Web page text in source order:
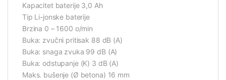
Kapacitet baterije 3,0 Ah
Tip Li-jonske baterije
Brzina 0 – 1600 o/min
Buka: zvučni pritisak 88 dB (A)
Buka: snaga zvuka 99 dB (A)
Buka: odstupanje (K) 3 dB (A)
Maks. bušenje (Ø betona) 16 mm